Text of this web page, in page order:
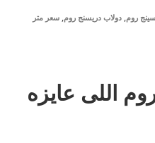
روم, دولاب دريسنج روم, سعر متر
اللى عايزه